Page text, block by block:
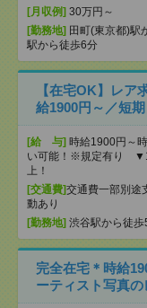
[月収例] 30万円～
[勤務地] 田町(東京都)駅
駅から徒歩6分
【在宅OK】レア
給1900円～／短
[給 与] 時給1900円～
い可能！※規定有り ▼1
上！
[交通費]交通費一部別
動あり
[勤務地] 渋谷駅から徒歩
完全在宅＊時給
ーティスト写真